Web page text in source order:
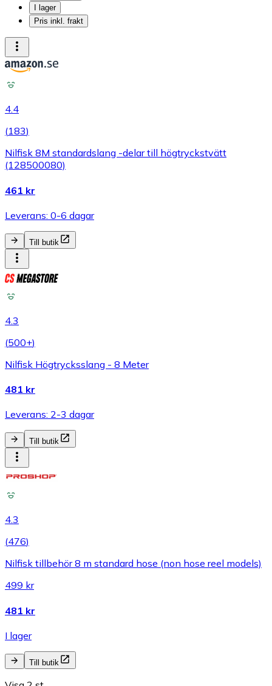
I lager
Pris inkl. frakt
4.4
(183)
Nilfisk 8M standardslang -delar till högtryckstvätt
(128500080)
461 kr
Leverans: 0-6 dagar
Till butik
4.3
(500+)
Nilfisk Högtrycksslang - 8 Meter
481 kr
Leverans: 2-3 dagar
Till butik
4.3
(476)
Nilfisk tillbehör 8 m standard hose (non hose reel models)
499 kr
481 kr
I lager
Till butik